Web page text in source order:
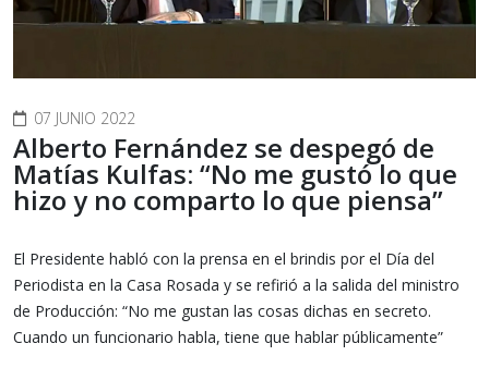
07 JUNIO 2022
Alberto Fernández se despegó de
Matías Kulfas: “No me gustó lo que
hizo y no comparto lo que piensa”
El Presidente habló con la prensa en el brindis por el Día del
Periodista en la Casa Rosada y se refirió a la salida del ministro
de Producción: “No me gustan las cosas dichas en secreto.
Cuando un funcionario habla, tiene que hablar públicamente”